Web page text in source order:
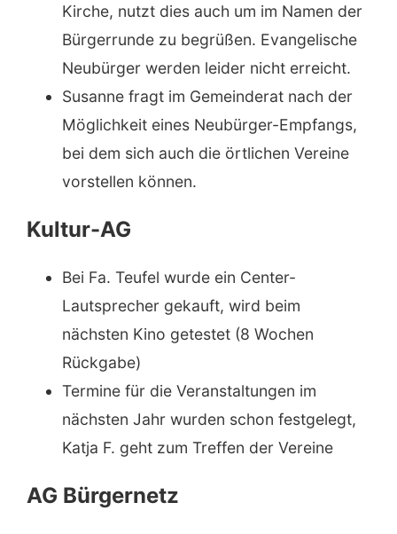
Kirche, nutzt dies auch um im Namen der
Bürgerrunde zu begrüßen. Evangelische
Neubürger werden leider nicht erreicht.
Susanne fragt im Gemeinderat nach der
Möglichkeit eines Neubürger-Empfangs,
bei dem sich auch die örtlichen Vereine
vorstellen können.
Kultur-AG
Bei Fa. Teufel wurde ein Center-
Lautsprecher gekauft, wird beim
nächsten Kino getestet (8 Wochen
Rückgabe)
Termine für die Veranstaltungen im
nächsten Jahr wurden schon festgelegt,
Katja F. geht zum Treffen der Vereine
AG Bürgernetz